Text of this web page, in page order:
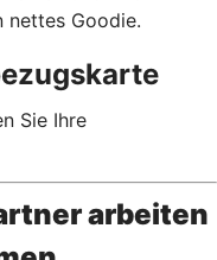
nettes Goodie.
Sie Ihre
arbeiten